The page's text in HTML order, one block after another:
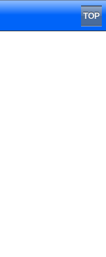
TOP